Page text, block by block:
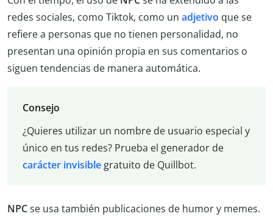
redes sociales, como Tiktok, como un adjetivo que se
refiere a personas que no tienen personalidad, no
presentan una opinión propia en sus comentarios o
siguen tendencias de manera automática.
Consejo
¿Quieres utilizar un nombre de usuario especial y
único en tus redes? Prueba el generador de
carácter invisiblegratuito de Quillbot.
NPCse usa también publicaciones de humor y memes.